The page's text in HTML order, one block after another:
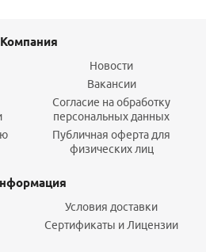
Компания
Новости
Вакансии
Согласие на обработку
персональных данных
Публичная оферта для
физических лиц
Условия доставки
Сертификаты и Лицензии